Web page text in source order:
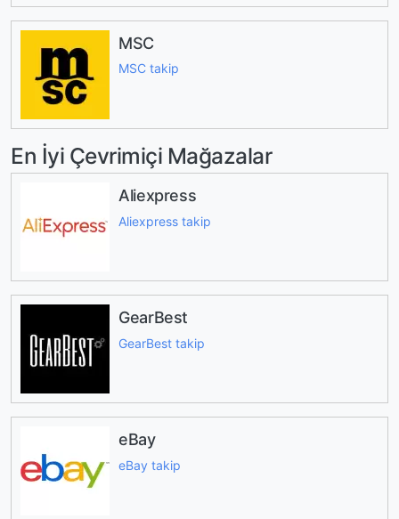
MSC
MSC takip
En İyi Çevrimiçi Mağazalar
Aliexpress
Aliexpress takip
GearBest
GearBest takip
eBay
eBay takip